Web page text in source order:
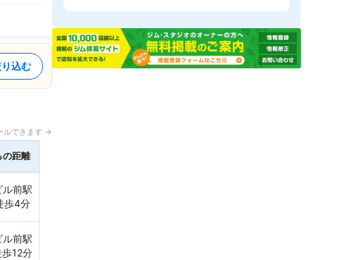
込む
ルできます →
の距離
ル前駅
歩4分
ル前駅
12分